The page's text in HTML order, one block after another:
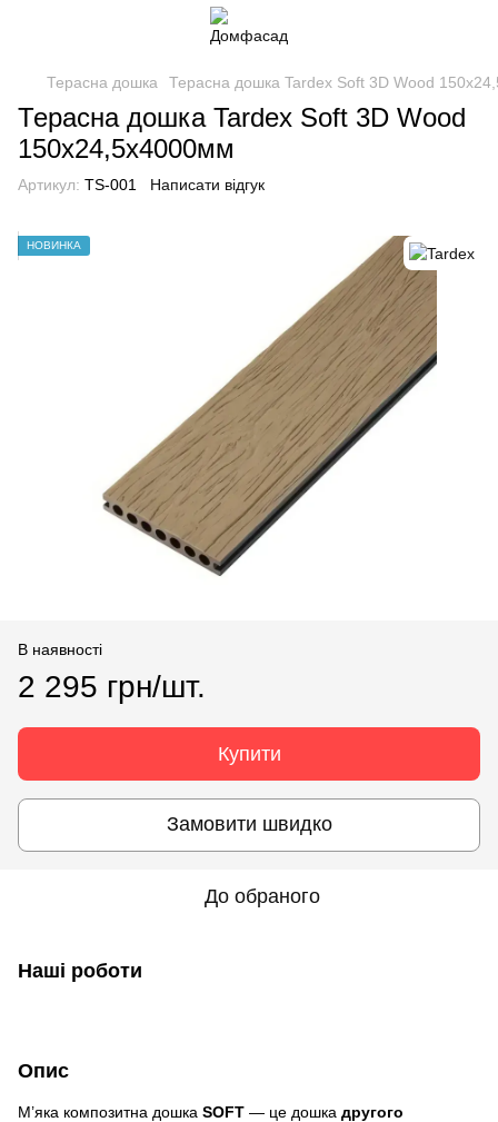
Терасна дошка Терасна дошка Tardex Soft 3D Wood
Терасна дошка Tardex Soft 3D Wood
150x24,5x4000мм
Артикул: TS-001 Написати відгук
НОВИНКА
В наявності
2 295 грн/шт.
Купити
Замовити швидко
До обраного
Наші роботи
Опис
М’яка композитна дошка SOFT — це дошка другого